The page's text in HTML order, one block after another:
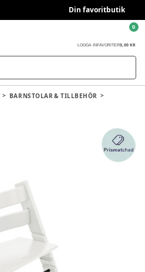
Din favoritbutik
LOGGA IN FAVORITER0,00 KR
0
BARNSTOLAR & TILLBEHÖR